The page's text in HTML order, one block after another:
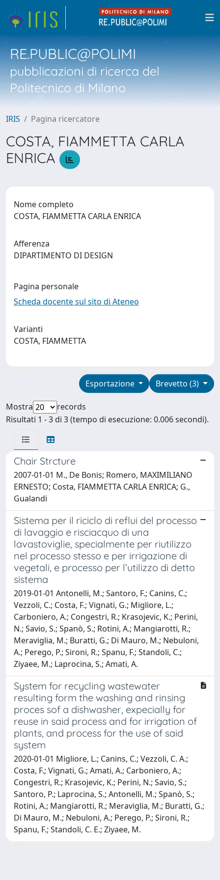
RE.PUBLIC@POLIMI
pubblicazioni di ricerca del
Politecnico di Milano
IRIS Pagina ricercatore
COSTA, FIAMMETTA CARLA
ENRICA
Nome completo
COSTA, FIAMMETTA CARLA ENRICA
Afferenza
DIPARTIMENTO DI DESIGN
Pagina personale
Scheda docente sul sito di Ateneo
Varianti
COSTA, FIAMMETTA
Brevetto (3)
Esportazione
Mostra
records
Risultati 1 - 3 di 3 (tempo di esecuzione: 0.006 secondi).
Chair Strcture
2007-01-01 M., De Bonis; Romero, MAXIMILIANO
ERNESTO; Costa, FIAMMETTA CARLA ENRICA; G.,
Gualandi
Sistema per il riciclo di reflui del processo
di lavaggio e risciacquo di una
lavastoviglie, specialmente per riutilizzo
nel processo stesso e per irrigazione di
vegetali, e processo per l’utilizzo di detto
sistema
2019-01-01 Antonelli, M.; Santoro, F.; Canins, C.;
Vezzoli, C.; Costa, F.; Vignati, G.; Migliore, L.;
Carboniero, A.; Congestri, R.; Krasojevic, K.; Perini,
N.; Savio, S.; Spanò, S.; Rotini, A.; Mangiarotti, R.;
Meraviglia, M.; Buratti, G.; Di Mauro, M.; Nebuloni,
A.; Perego, P.; Sironi, R.; Spanu, F.; Standoli, C.;
Ziyaee, M.; Laprocina, S.; Amati, A.
System for recycling wastewater
resulting form the washing and rinsing
proces sof a dishwasher, expecially for
reuse in said process and for irrigation of
plants, and process for the use of said
system
2020-01-01 Migliore, L.; Canins, C.; Vezzoli, C. A.;
Costa, F.; Vignati, G.; Amati, A.; Carboniero, A.;
Congestri, R.; Krasojevic, K.; Perini, N.; Savio, S.;
Santoro, P.; Laprocina, S.; Antonelli, M.; Spanò, S.;
Rotini, A.; Mangiarotti, R.; Meraviglia, M.; Buratti, G.;
Di Mauro, M.; Nebuloni, A.; Perego, P.; Sironi, R.;
Spanu, F.; Standoli, C. E.; Ziyaee, M.